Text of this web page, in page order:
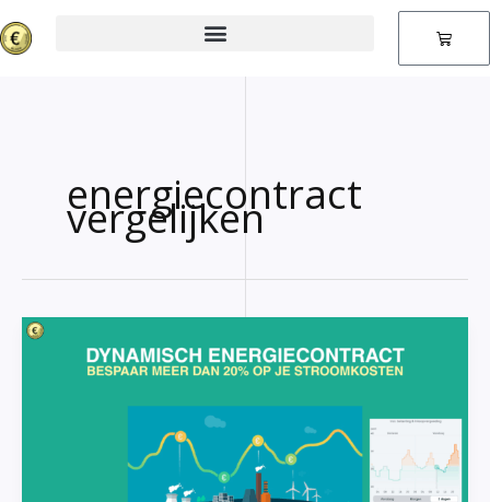
naar
de
energiecontract
vergelijken
Dynamisch
energiecontract:
bespaar